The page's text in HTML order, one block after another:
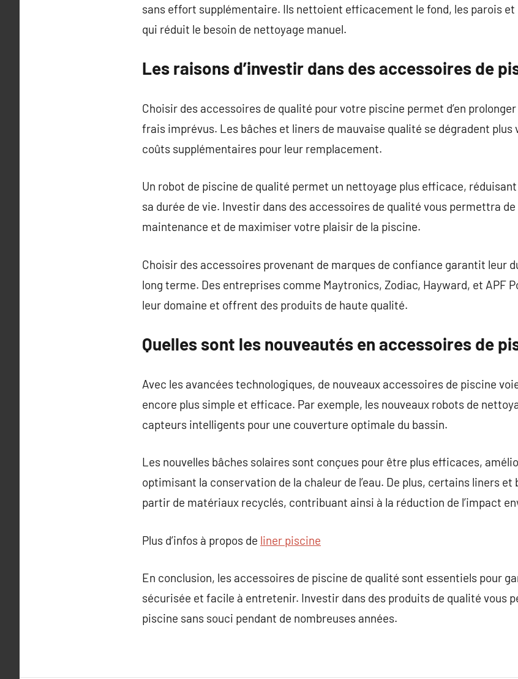
sans effort supplémentaire. Ils nettoient efficacement le fond, les parois et
qui réduit le besoin de nettoyage manuel.
Les raisons d’investir dans des accessoires de
Choisir des accessoires de qualité pour votre piscine permet d’en
frais imprévus. Les bâches et liners de mauvaise qualité se dégradent
coûts supplémentaires pour leur remplacement.
Un robot de piscine de qualité permet un nettoyage plus efficace, réduisant
sa durée de vie. Investir dans des accessoires de qualité vous permettra
maintenance et de maximiser votre plaisir de la piscine.
Choisir des accessoires provenant de marques de confiance garantit leur
long terme. Des entreprises comme Maytronics, Zodiac, Hayward, et APF
leur domaine et offrent des produits de haute qualité.
Quelles sont les nouveautés en accessoires de
Avec les avancées technologiques, de nouveaux accessoires de piscine
encore plus simple et efficace. Par exemple, les nouveaux robots de
capteurs intelligents pour une couverture optimale du bassin.
Les nouvelles bâches solaires sont conçues pour être plus efficaces,
optimisant la conservation de la chaleur de l’eau. De plus, certains liners
partir de matériaux recyclés, contribuant ainsi à la réduction de l’impact
Plus d’infos à propos de liner piscine
En conclusion, les accessoires de piscine de qualité sont essentiels pour
sécurisée et facile à entretenir. Investir dans des produits de qualité vous
piscine sans souci pendant de nombreuses années.